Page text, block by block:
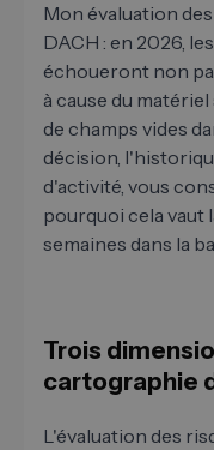
Mon évaluation
DACH : en 2026,
échoueront non
à cause du
de champs vides
décision,
d'activité, vous
pourquoi cela vaut
semaines dans la
Trois
cartographie
L'évaluation des